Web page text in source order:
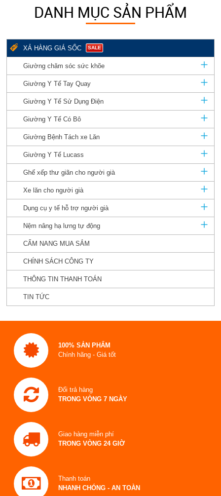
DANH MỤC SẢN PHẨM
XẢ HÀNG GIÁ SỐC SALE
Giường chăm sóc sức khõe
Giường Y Tế Tay Quay
Giường Y Tế Sử Dụng Điện
Giường Y Tế Có Bô
Giường Bệnh Tách xe Lăn
Giường Y Tế Lucass
Ghế xếp thư giãn cho người già
Xe lăn cho người già
Dụng cụ y tế hỗ trợ người già
Nệm nâng hạ lưng tự động
CẨM NANG MUA SẮM
CHÍNH SÁCH CÔNG TY
THÔNG TIN THANH TOÁN
TIN TỨC
100% SẢN PHẨM
Chính hãng - Giá tốt
Đổi trả hàng
TRONG VÒNG 7 NGÀY
Giao hàng miễn phí
TRONG VÒNG 24 GIỜ
Thanh toán
NHANH CHÓNG - AN TOÀN